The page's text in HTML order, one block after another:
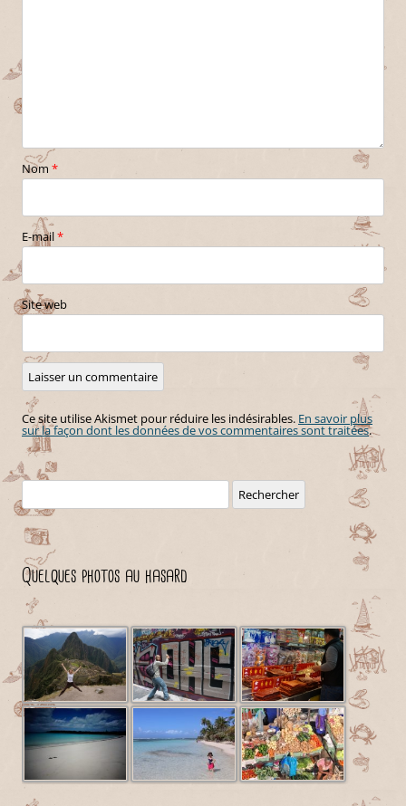
Nom *
E-mail*
Site web
Ce site utilise Akismet pour réduire les indésirables. En savoir plus
sur la façon dont les données de vos commentaires sont traitées.
Quelques photos au hasard